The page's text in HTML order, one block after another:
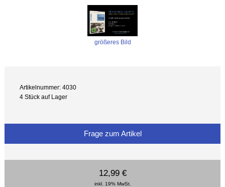
größeres Bild
Artikelnummer: 4030
4 Stück auf Lager
Frage zum Artikel
12,99 €
inkl. 19% MwSt.